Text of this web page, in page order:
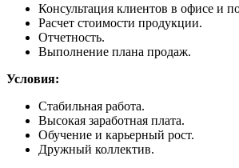
Консультация клиентов в офисе и
Расчет стоимости продукции.
Отчетность.
Выполнение плана продаж.
Условия:
Стабильная работа.
Высокая заработная плата.
Обучение и карьерный рост.
Дружный коллектив.